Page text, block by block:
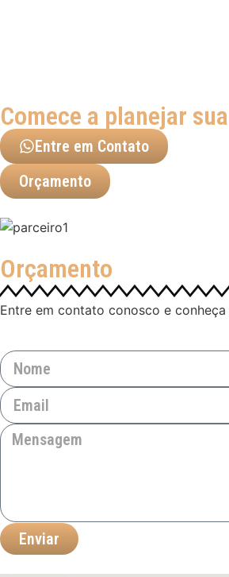
Comece a planejar
Entre em Contato
Orçamento
Orçamento
Entre em contato conosco e
Enviar